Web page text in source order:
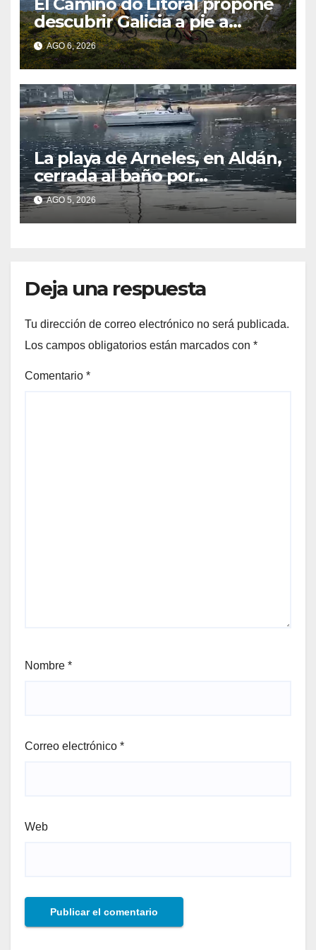
descubrir Galicia a pie a
través de más de 1.300
kilómetros
AGO 6, 2026
La playa de Arneles, en Aldán,
cerrada al baño por
contaminación del agua tras
detectarse restos fecales
AGO 5, 2026
Deja una respuesta
Tu dirección de correo electrónico no será publicada.
Los campos obligatorios están marcados con *
Comentario *
Nombre *
Correo electrónico *
Web